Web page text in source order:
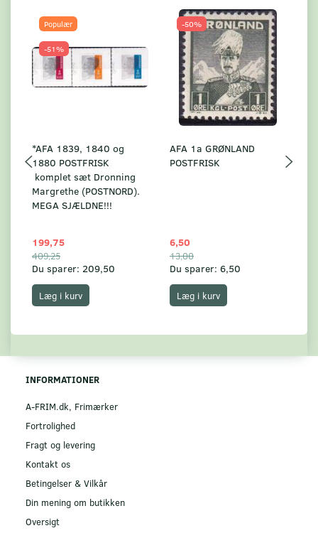
Populær
-51%
*AFA 1839, 1840 og
1880 POSTFRISK
komplet sæt Dronning
Margrethe (POSTNORD).
MEGA SJÆLDNE!!!
199,75
409,25
Du sparer: 209,50
Læg i kurv
-50%
AFA 1a GRØNLAND
POSTFRISK
6,50
13,00
Du sparer: 6,50
Læg i kurv
INFORMATIONER
A-FRIM.dk, Frimærker
Fortrolighed
Fragt og levering
Kontakt os
Betingelser & Vilkår
Din mening om butikken
Oversigt